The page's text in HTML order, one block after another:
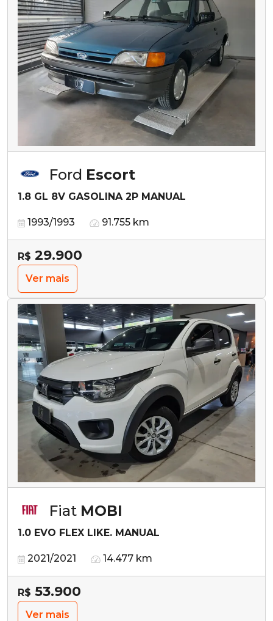
Ford Escort
1.8 GL 8V GASOLINA 2P MANUAL
1993/1993 91.755 km
R$ 29.900
Ver mais
Fiat MOBI
1.0 EVO FLEX LIKE. MANUAL
2021/2021 14.477 km
R$ 53.900
Ver mais